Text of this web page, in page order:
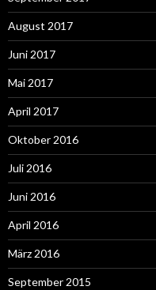
August 2017
Juni 2017
Mai 2017
April 2017
Oktober 2016
Juli 2016
Juni 2016
April 2016
März 2016
September 2015